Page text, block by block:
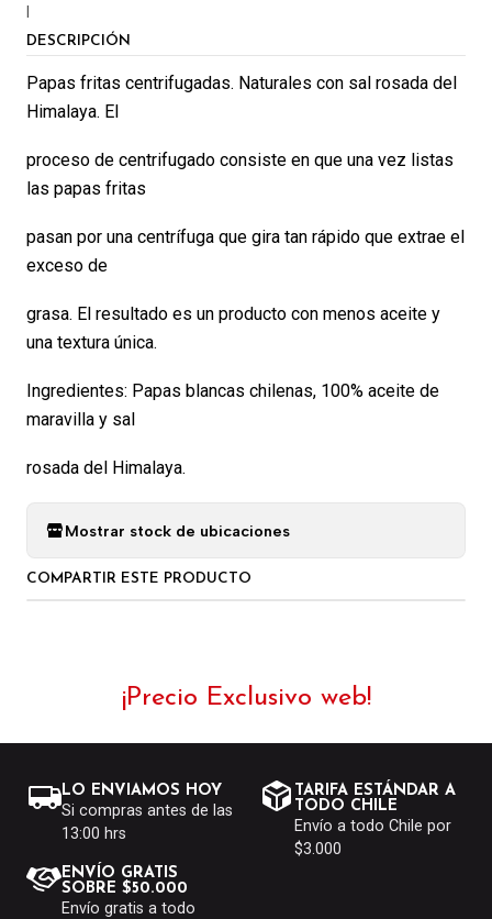
|
DESCRIPCIÓN
Papas fritas centrifugadas. Naturales con sal rosada del
Himalaya. El
proceso de centrifugado consiste en que una vez listas
las papas fritas
pasan por una centrífuga que gira tan rápido que extrae el
exceso de
grasa. El resultado es un producto con menos aceite y
una textura única.
Ingredientes: Papas blancas chilenas, 100% aceite de
maravilla y sal
rosada del Himalaya.
Mostrar stock de ubicaciones
COMPARTIR ESTE PRODUCTO
¡Precio Exclusivo web!
LO ENVIAMOS HOY
Si compras antes de las
13:00 hrs
TARIFA ESTÁNDAR A
TODO CHILE
Envío a todo Chile por
$3.000
ENVÍO GRATIS
SOBRE $50.000
Envío gratis a todo